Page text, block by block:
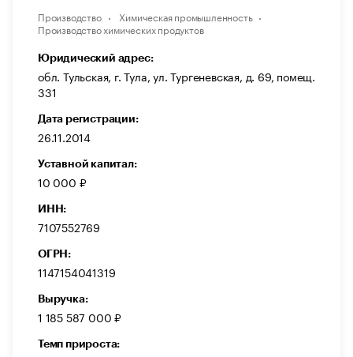
Производство
Химическая промышленность
Производство химических продуктов
Юридический адрес:
обл. Тульская, г. Тула, ул. Тургеневская, д. 69, помещ.
331
Дата регистрации:
26.11.2014
Уставной капитал:
10 000 ₽
ИНН:
7107552769
ОГРН:
1147154041319
Выручка:
1 185 587 000 ₽
Темп прироста: